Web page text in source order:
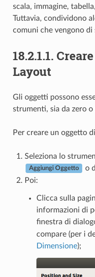
scala, immagine,
Tuttavia, condividono
comuni che vengono
18.2.1.1.
Layout
Gli oggetti possono
strumenti, sia da zero
Per creare un oggetto
Seleziona lo
Aggiungi Oggetto o
Poi:
Clicca sulla
informazioni di
finestra di
compare (per i
Dimensione);